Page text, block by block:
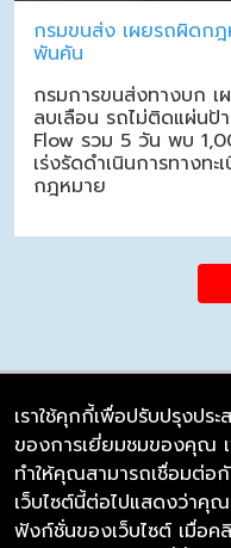
กรมขนส่ง เผยรถผิดกฎ
พันคัน
กรมการขนส่งทางบก เ
ลบเลือน รถไม่ติดแผ่นป้
Flow รวม 5 วัน พบ
เร่งรัดดำเนินการทางท
กฎหมาย
บริษัท ซิมลิงค์ จำกัด
98/226 Bangrakyai-
Bangyai, Nonthaburi
เราใช้คุกกี้เพื่อปรับปรุงปร
ของการเยี่ยมชมของคุณ เ
ทำให้คุณสามารถเชื่อมต่อ
เว็บไซต์นี้ต่อไปแสดงว่าคุ
ฟังก์ชั่นของเว็บไซต์ เมื่อ